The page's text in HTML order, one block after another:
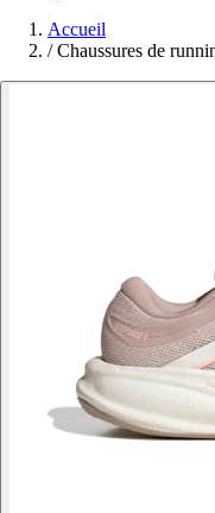
Accueil
/ Chaussures de